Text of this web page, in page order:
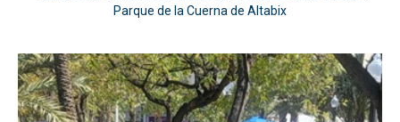
Parque de la Cuerna de Altabix